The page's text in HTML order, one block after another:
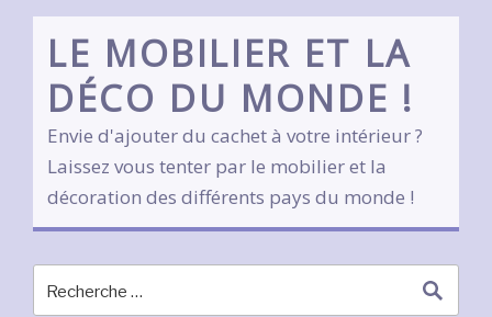
contentLE MOBILIER ET LA
DÉCO DU MONDE !
Envie d'ajouter du cachet à votre intérieur ?
Laissez vous tenter par le mobilier et la
décoration des différents pays du monde !